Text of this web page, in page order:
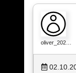
oliver_202…